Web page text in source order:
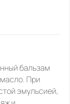
бальзам
При
эмульсией,